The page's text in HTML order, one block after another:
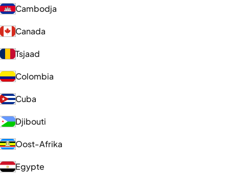
Cambodja
Canada
Tsjaad
Colombia
Cuba
Djibouti
Oost-Afrika
Egypte